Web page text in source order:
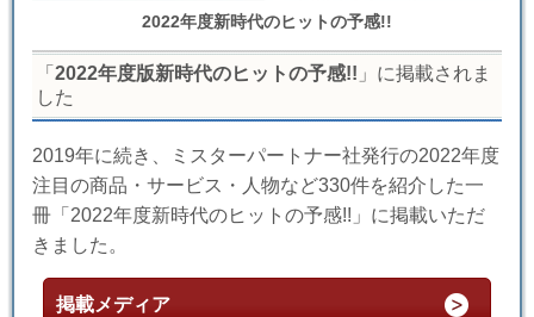
2022年度新時代のヒットの予感!!
「 2022年度版新時代のヒットの予感!! 」に掲載されま
した
2019年に続き、ミスターパートナー社発行の2022年度
注目の商品・サービス・人物など330件を紹介した一
冊「2022年度新時代のヒットの予感!!」に掲載いただ
きました。
掲載メディア